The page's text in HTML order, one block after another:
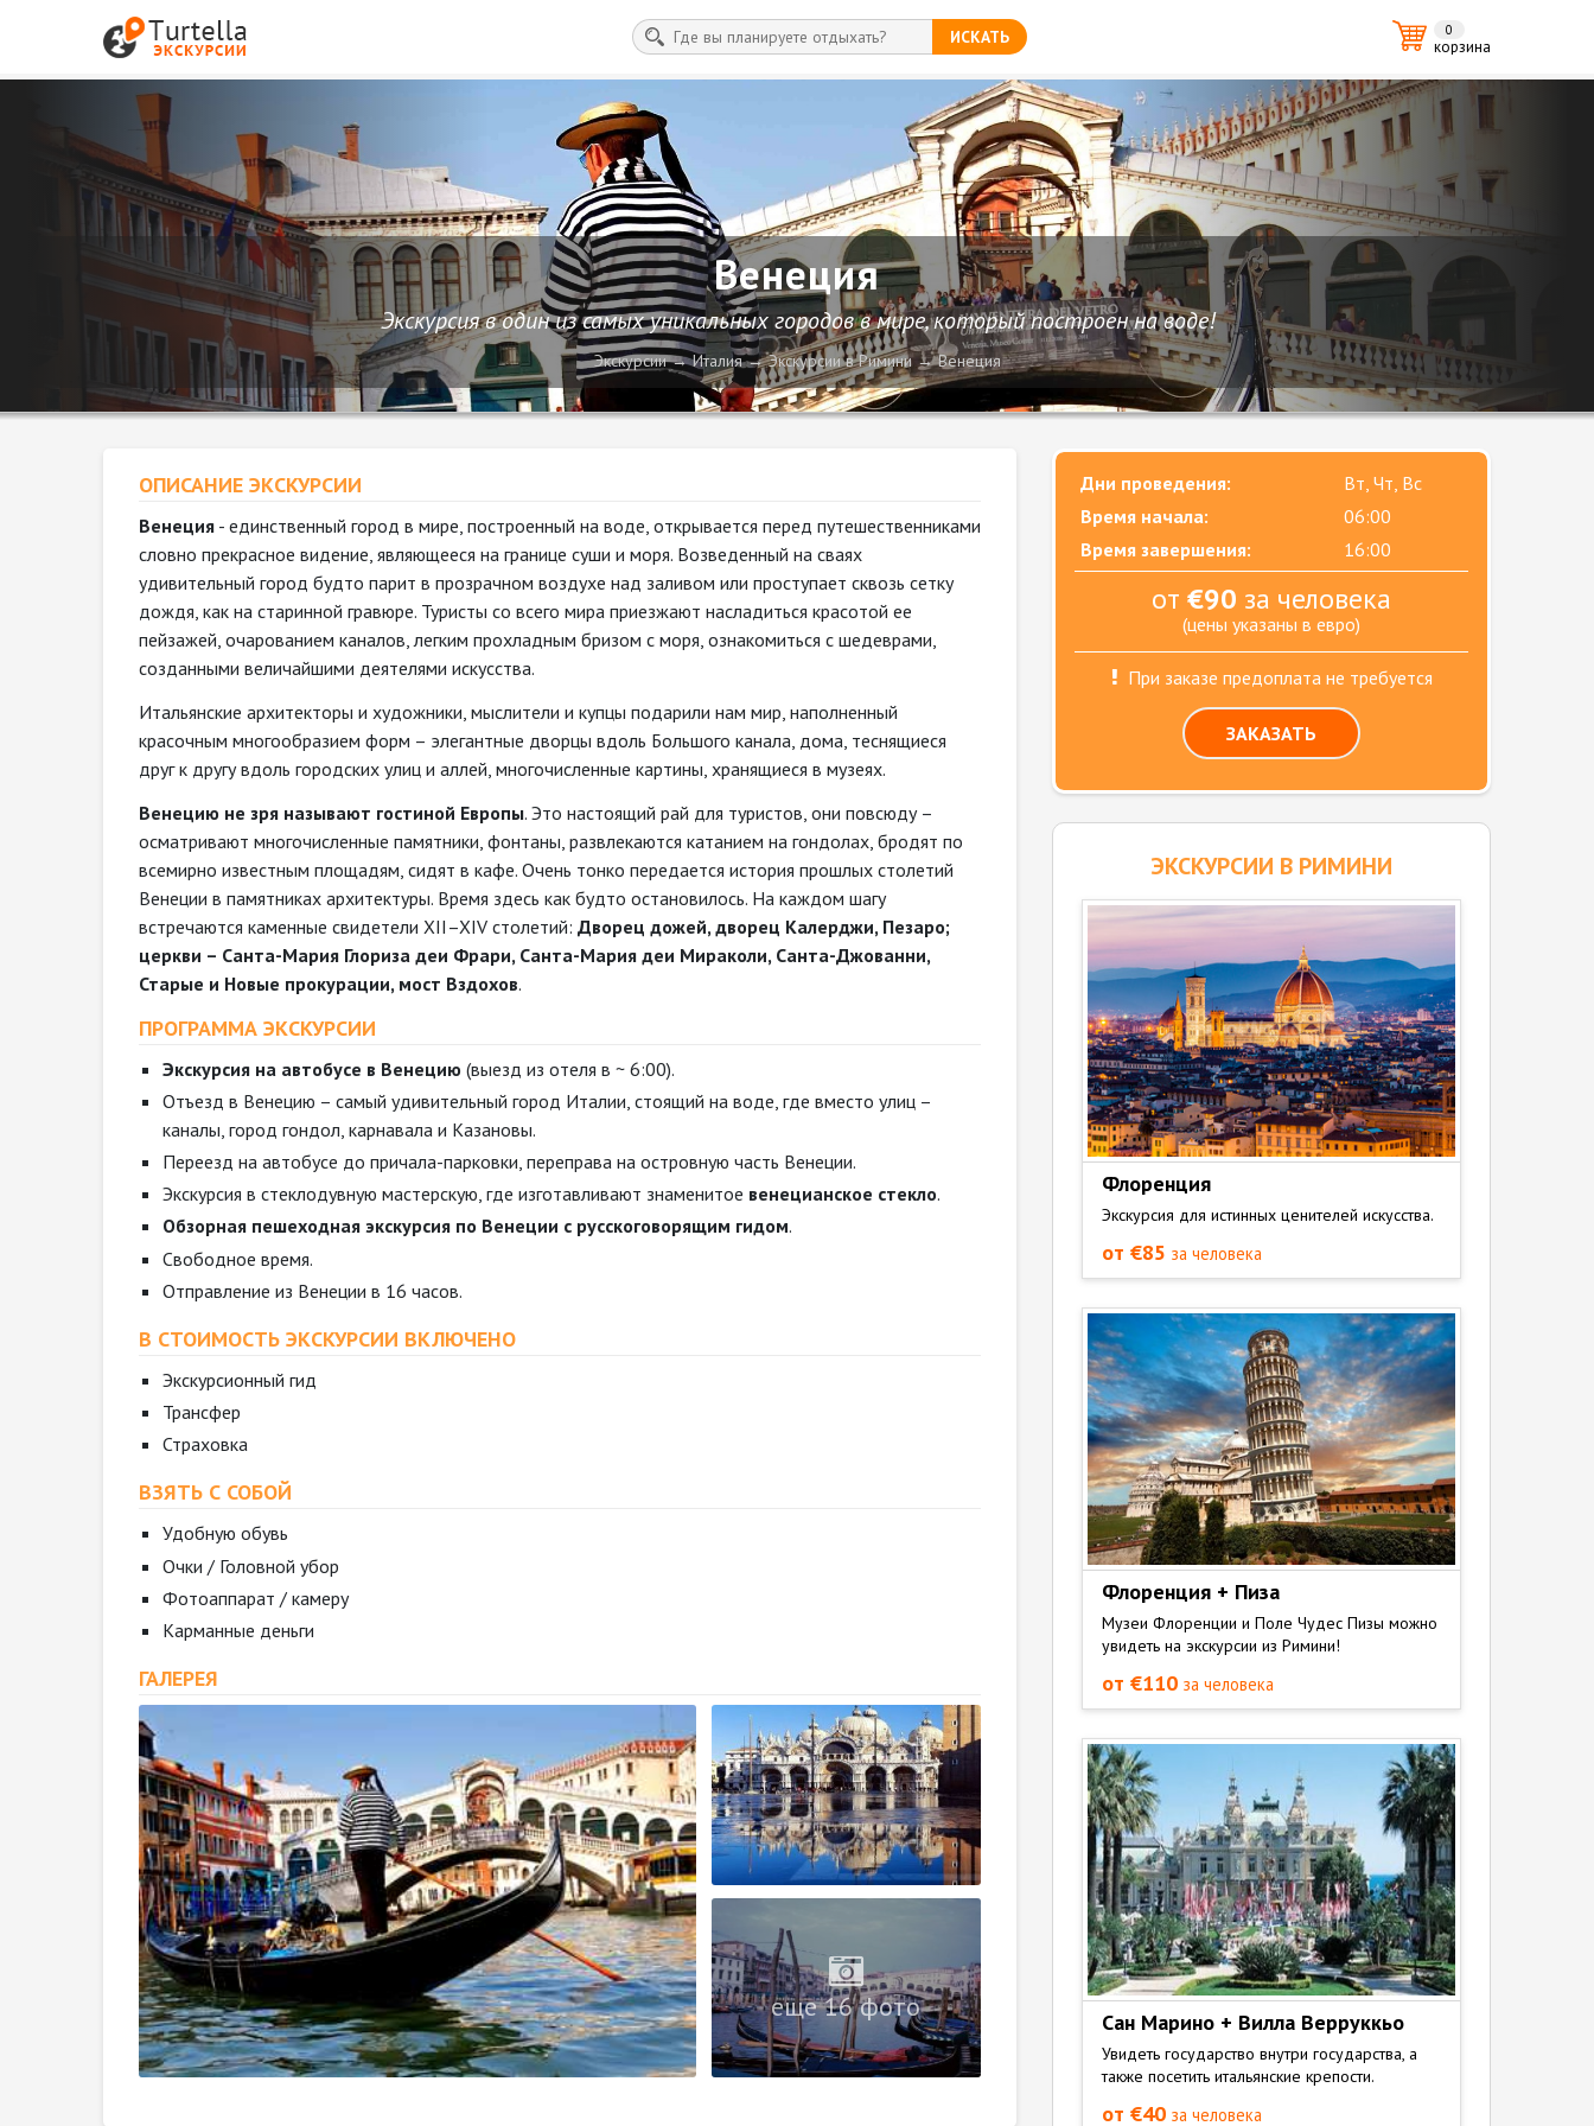
ИСКАТЬ 0
корзина
Венеция
Экскурсия в один из самых уникальных городов в мире, который построен на воде!
Экскурсии Италия Экскурсии в Римини Венеция
ОПИСАНИЕ ЭКСКУРСИИ
Венеция - единственный город в мире, построенный на воде, открывается перед путешественниками
словно прекрасное видение, являющееся на границе суши и моря. Возведенный на сваях
удивительный город будто парит в прозрачном воздухе над заливом или проступает сквозь сетку
дождя, как на старинной гравюре. Туристы со всего мира приезжают насладиться красотой ее
пейзажей, очарованием каналов, легким прохладным бризом с моря, ознакомиться с шедеврами,
созданными величайшими деятелями искусства.
Итальянские архитекторы и художники, мыслители и купцы подарили нам мир, наполненный
красочным многообразием форм – элегантные дворцы вдоль Большого канала, дома, теснящиеся
друг к другу вдоль городских улиц и аллей, многочисленные картины, хранящиеся в музеях.
Венецию не зря называют гостиной Европы. Это настоящий рай для туристов, они повсюду –
осматривают многочисленные памятники, фонтаны, развлекаются катанием на гондолах, бродят по
всемирно известным площадям, сидят в кафе. Очень тонко передается история прошлых столетий
Венеции в памятниках архитектуры. Время здесь как будто остановилось. На каждом шагу
встречаются каменные свидетели XII–XIV столетий: Дворец дожей, дворец Калерджи, Пезаро;
церкви – Санта-Мария Глориза деи Фрари, Санта-Мария деи Мираколи, Санта-Джованни,
Старые и Новые прокурации, мост Вздохов.
ПРОГРАММА ЭКСКУРСИИ
Экскурсия на автобусе в Венецию (выезд из отеля в ~ 6:00).
Отъезд в Венецию – самый удивительный город Италии, стоящий на воде, где вместо улиц –
каналы, город гондол, карнавала и Казановы.
Переезд на автобусе до причала-парковки, переправа на островную часть Венеции.
Экскурсия в стеклодувную мастерскую, где изготавливают знаменитое венецианское стекло.
Обзорная пешеходная экскурсия по Венеции с русскоговорящим гидом.
Свободное время.
Отправление из Венеции в 16 часов.
В СТОИМОСТЬ ЭКСКУРСИИ ВКЛЮЧЕНО
Экскурсионный гид
Трансфер
Страховка
ВЗЯТЬ С СОБОЙ
Удобную обувь
Очки / Головной убор
Фотоаппарат / камеру
Карманные деньги
ГАЛЕРЕЯ
еще 16 фото
Дни проведения:
Вт, Чт, Вс
Время начала:
06:00
Время завершения:
16:00
от €90 за человека
(цены указаны в евро)
При заказе предоплата не требуется
ЗАКАЗАТЬ
ЭКСКУРСИИ В РИМИНИ
Флоренция
Экскурсия для истинных ценителей искусства.
от €85 за человека
Флоренция + Пиза
Музеи Флоренции и Поле Чудес Пизы можно
увидеть на экскурсии из Римини!
от €110 за человека
Сан Марино + Вилла Верруккьо
Увидеть государство внутри государства, а
также посетить итальянские крепости.
от €40 за человека